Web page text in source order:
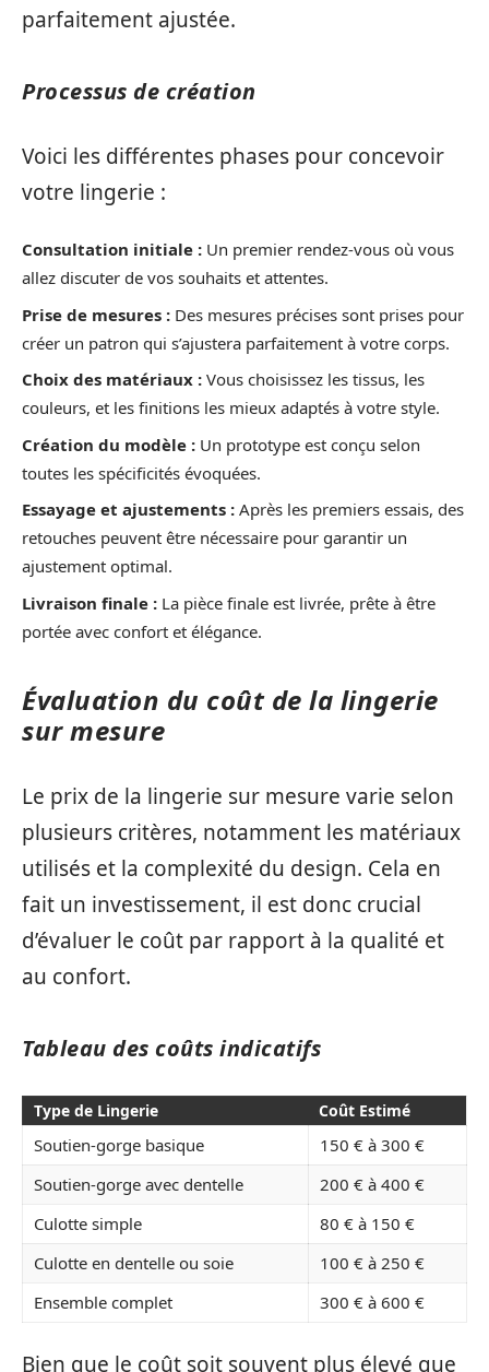
parfaitement ajustée.
Processus de création
Voici les différentes phases pour concevoir
votre lingerie :
Consultation initiale : Un premier rendez-vous où vous
allez discuter de vos souhaits et attentes.
Prise de mesures : Des mesures précises sont prises pour
créer un patron qui s’ajustera parfaitement à votre corps.
Choix des matériaux : Vous choisissez les tissus, les
couleurs, et les finitions les mieux adaptés à votre style.
Création du modèle : Un prototype est conçu selon
toutes les spécificités évoquées.
Essayage et ajustements : Après les premiers essais, des
retouches peuvent être nécessaire pour garantir un
ajustement optimal.
Livraison finale : La pièce finale est livrée, prête à être
portée avec confort et élégance.
Évaluation du coût de la lingerie
sur mesure
Le prix de la lingerie sur mesure varie selon
plusieurs critères, notamment les matériaux
utilisés et la complexité du design. Cela en
fait un investissement, il est donc crucial
d’évaluer le coût par rapport à la qualité et
au confort.
Tableau des coûts indicatifs
Type de Lingerie Coût Estimé
Soutien-gorge basique
150 € à 300 €
Soutien-gorge avec dentelle
200 € à 400 €
Culotte simple
80 € à 150 €
Culotte en dentelle ou soie
100 € à 250 €
Ensemble complet
300 € à 600 €
Bien que le coût soit souvent plus élevé que